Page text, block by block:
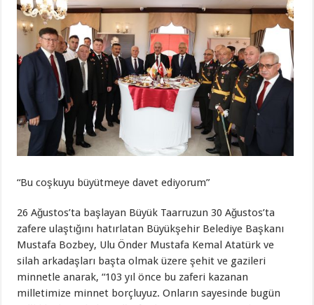
“Bu coşkuyu büyütmeye davet ediyorum”
26 Ağustos’ta başlayan Büyük Taarruzun 30 Ağustos’ta
zafere ulaştığını hatırlatan Büyükşehir Belediye Başkanı
Mustafa Bozbey, Ulu Önder Mustafa Kemal Atatürk ve
silah arkadaşları başta olmak üzere şehit ve gazileri
minnetle anarak, “103 yıl önce bu zaferi kazanan
milletimize minnet borçluyuz. Onların sayesinde bugün